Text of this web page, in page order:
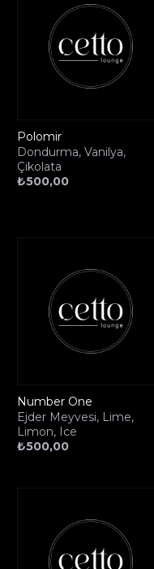
Polomir
Dondurma, Vanilya,
Çikolata
₺500,00
Number One
Ejder Meyvesi, Lime,
Limon, Ice
₺500,00